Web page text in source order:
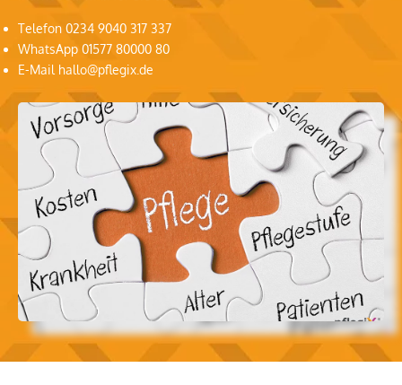
Telefon 0234 9040 317 337
WhatsApp 01577 80000 80
E-Mail hallo@pflegix.de